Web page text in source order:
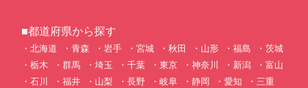
■都道府県から探す
北海道 青森 岩手 宮城 秋田 山形 福島
茨城
栃木
群馬 埼玉 千葉 東京 神奈川 新潟
富山
石川
福井 山梨 長野 岐阜 静岡 愛知
三重